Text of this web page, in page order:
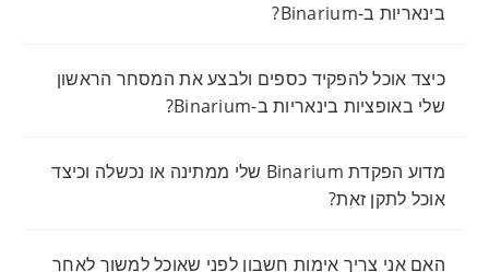
בינאריות ב-Binarium?
כיצד אוכל להפקיד כספים ולבצע את המסחר הראשון
שלי באופציות בינאריות ב-Binarium?
מדוע הפקדת Binarium שלי ממתינה או נכשלה וכיצד
אוכל לתקן זאת?
האם אני צריך אימות חשבון לפני שאוכל למשוך לאחר